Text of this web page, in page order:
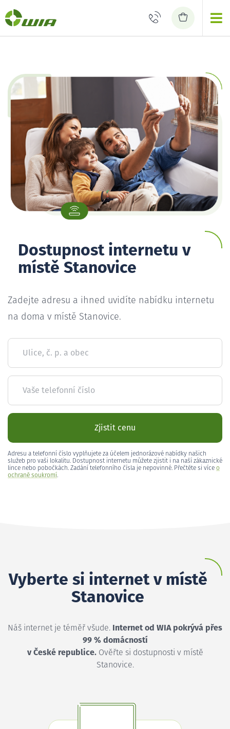
Dostupnost internetu v
místě Stanovice
Zadejte adresu a ihned uvidíte nabídku internetu
na doma v místě Stanovice.
Ulice, č. p. a obec
Vaše telefonní číslo
Zjistit cenu
Adresu a telefonní číslo vyplňujete za účelem jednorázové nabídky našich
služeb pro vaši lokalitu. Dostupnost internetu můžete zjistit i na naší zákaznické
lince nebo pobočkách. Zadání telefonního čísla je nepovinné. Přečtěte si více o
ochraně soukromí.
Vyberte si internet v místě
Stanovice
Náš internet je téměř všude. Internet od WIA pokrývá přes
99 % domácností
v České republice.Ověřte si dostupnosti v místě
Stanovice.